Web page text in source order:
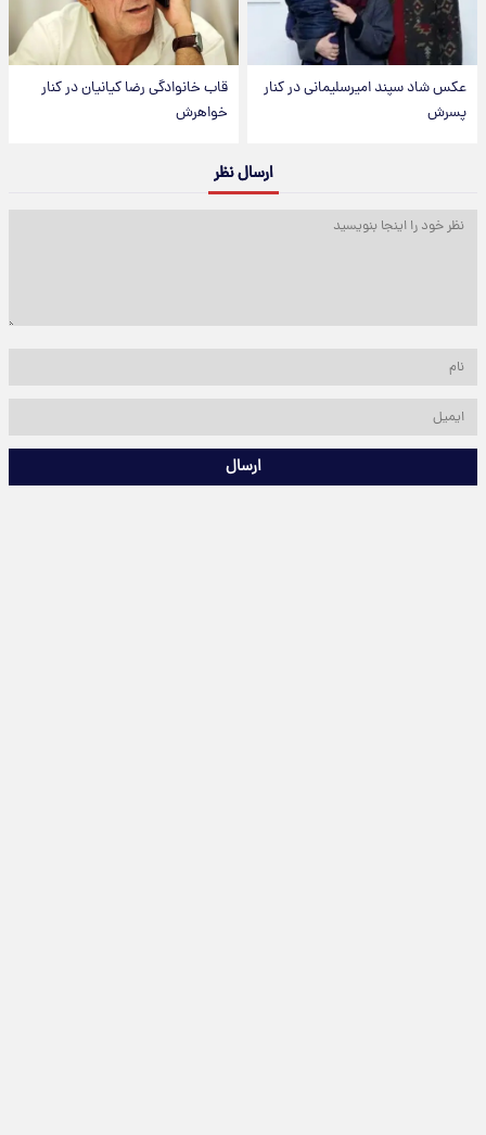
عکس شاد سپند امیرسلیمانی در کنار
پسرش
قاب خانوادگی رضا کیانیان در کنار
خواهرش
ارسال نظر
ارسال